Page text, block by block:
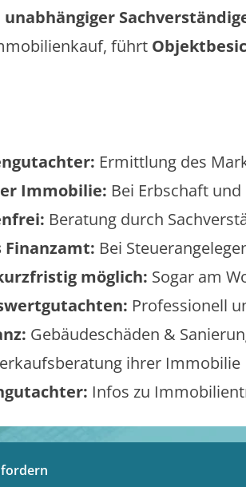
unabhängiger
führt
Ermittlung des
Immobilie: Bei Erbschaft
Beratung durch
Bei
möglich: Sogar am
Professionell
Gebäudeschäden &
ihrer Immobilie
Infos zu